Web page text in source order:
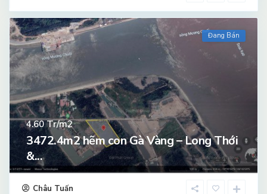
Đang Bán
4.60Tr/m2
3472.4m2 hẽm con Gà Vàng – Long Thới
&...
Châu Tuấn